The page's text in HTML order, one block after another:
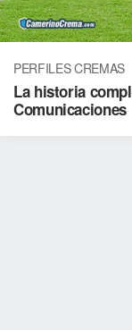
PERFILES CREMAS
La historia
Comunicaciones